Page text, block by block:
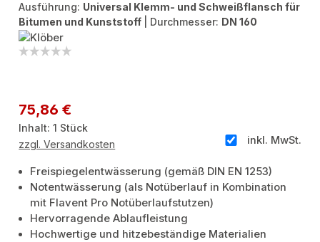
Ausführung: Universal Klemm- und Schweißflansch für
Bitumen und Kunststoff
Durchmesser: DN 160
Regulärer Preis:
75,86 €
Inhalt:1 Stück
inkl. MwSt.
zzgl. Versandkosten
Freispiegelentwässerung (gemäß DIN EN 1253)
Notentwässerung (als Notüberlauf in Kombination
mit Flavent Pro Notüberlaufstutzen)
Hervorragende Ablaufleistung
Hochwertige und hitzebeständige Materialien